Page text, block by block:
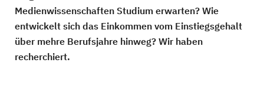
Medienwissenschaften Studium erwarten? Wie
entwickelt sich das Einkommen vom Einstiegsgehalt
über mehre Berufsjahre hinweg? Wir haben
recherchiert.